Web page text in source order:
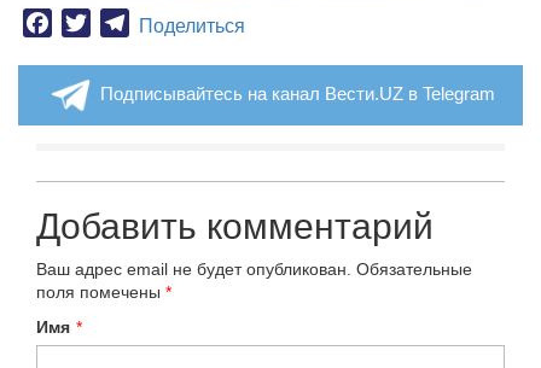
Facebook
TwitterTelegram
Поделиться
Подписывайтесь на канал Вести.UZ в Telegram
Добавить комментарий
Ваш адрес email не будет опубликован. Обязательные
поля помечены *
Имя *